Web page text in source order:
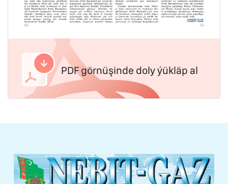
PDF görnüşinde doly ýükläp al